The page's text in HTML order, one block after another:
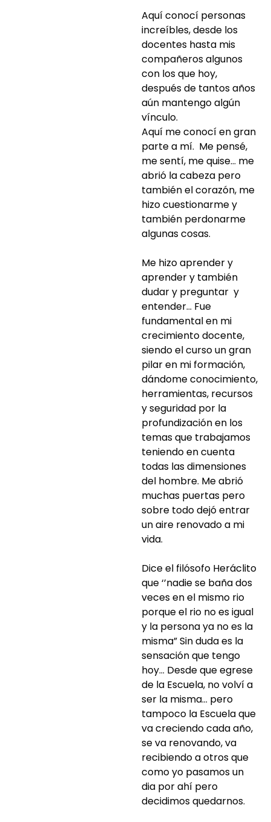
Aquí conocí personas
increíbles, desde los
docentes hasta mis
compañeros algunos
con los que hoy,
después de tantos años
aún mantengo algún
vínculo.
Aquí me conocí en gran
parte a mí. Me pensé,
me sentí, me quise… me
abrió la cabeza pero
también el corazón, me
hizo cuestionarme y
también perdonarme
algunas cosas.
Me hizo aprender y
aprender y también
dudar y preguntar y
entender… Fue
fundamental en mi
crecimiento docente,
siendo el curso un gran
pilar en mi formación,
dándome conocimiento,
herramientas, recursos
y seguridad por la
profundización en los
temas que trabajamos
teniendo en cuenta
todas las dimensiones
del hombre. Me abrió
muchas puertas pero
sobre todo dejó entrar
un aire renovado a mi
vida.
Dice el filósofo Heráclito
que ‘’nadie se baña dos
veces en el mismo rio
porque el rio no es igual
y la persona ya no es la
misma” Sin duda es la
sensación que tengo
hoy… Desde que egrese
de la Escuela, no volví a
ser la misma… pero
tampoco la Escuela que
va creciendo cada año,
se va renovando, va
recibiendo a otros que
como yo pasamos un
dia por ahí pero
decidimos quedarnos.